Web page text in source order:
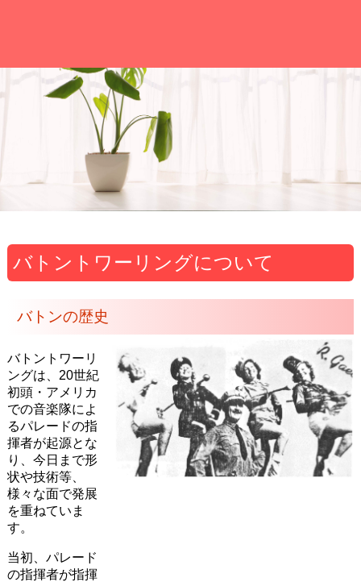
バトントワーリングについて
バトンの歴史
バトントワーリ
ングは、20世紀
初頭・アメリカ
での音楽隊によ
るパレードの指
揮者が起源とな
り、今日まで形
状や技術等、
様々な面で発展
を重ねていま
す。
当初、パレード
の指揮者が指揮